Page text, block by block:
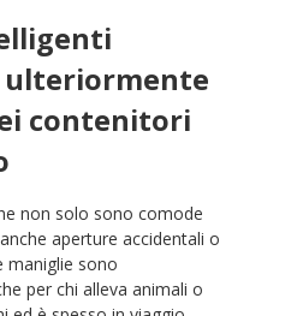
contenitori
non solo sono comode
aperture accidentali o
maniglie sono
per chi alleva animali o